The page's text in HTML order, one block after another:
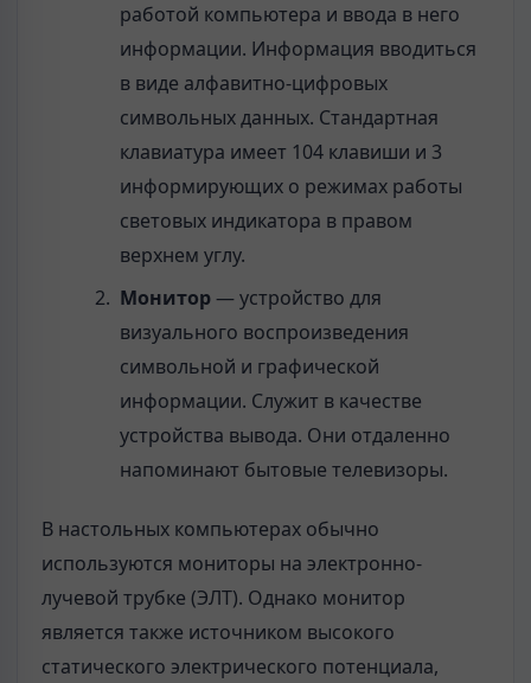
работой компьютера и ввода в него
информации. Информация вводиться
в виде алфавитно-цифровых
символьных данных. Стандартная
клавиатура имеет 104 клавиши и 3
информирующих о режимах работы
световых индикатора в правом
верхнем углу.
Монитор— устройство для
визуального воспроизведения
символьной и графической
информации. Служит в качестве
устройства вывода. Они отдаленно
напоминают бытовые телевизоры.
В настольных компьютерах обычно
используются мониторы на электронно-
лучевой трубке (ЭЛТ). Однако монитор
является также источником высокого
статического электрического потенциала,